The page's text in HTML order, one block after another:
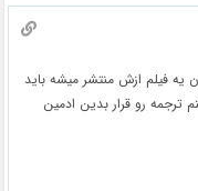
فیلم ازش منتشر میشه باید
رو قرار بدین ادمین